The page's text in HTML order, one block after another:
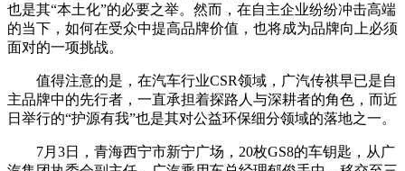
也是其“本土化”的必要之举。然而，在自主企业纷纷冲击高端
的当下，如何在受众中提高品牌价值，也将成为品牌向上必须
面对的一项挑战。
值得注意的是，在汽车行业CSR领域，广汽传祺早已是自
主品牌中的先行者，一直承担着探路人与深耕者的角色，而近
日举行的“护源有我”也是其对公益环保细分领域的落地之一。
7月3日，青海西宁市新宁广场，20枚GS8的车钥匙，从广